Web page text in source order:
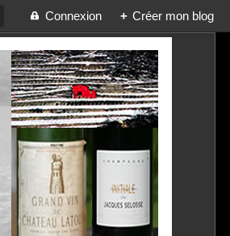
Connexion + Créer mon blog